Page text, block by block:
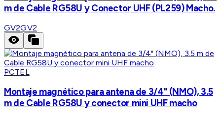
m de Cable RG58U y Conector UHF (PL259) Macho.
GV2GV2
PCTEL
Montaje magnético para antena de 3/4" (NMO), 3.5
m de Cable RG58U y conector mini UHF macho